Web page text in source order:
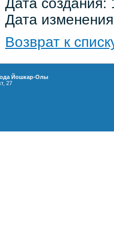
Дата создания:
Дата
Возврат к
Йошкар-Олы
27